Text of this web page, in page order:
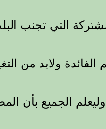
التي تجنب
ولابد من
وليعلم الجميع